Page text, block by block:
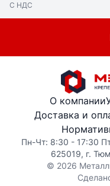
С НДС
О компании
Доставка и
Пн-Чт: 8:30 - 17:30
625019, г.
© 2026